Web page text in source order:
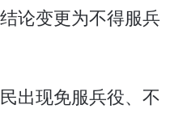
论变更为不得服兵
出现免服兵役、不